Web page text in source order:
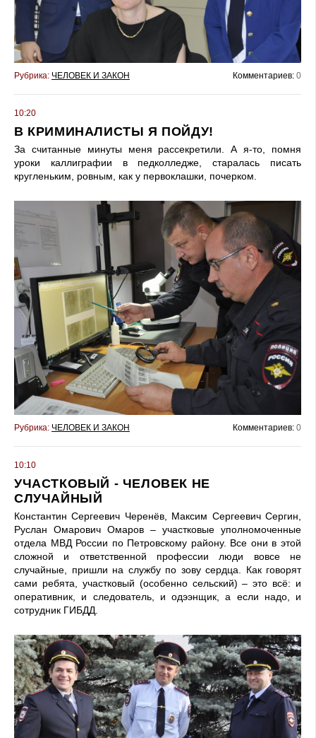
Рубрика: ЧЕЛОВЕК И ЗАКОН Комментариев: 0
10:20
В КРИМИНАЛИСТЫ Я ПОЙДУ!
За считанные минуты меня рассекретили. А я-то, помня
уроки каллиграфии в педколледже, старалась писать
кругленьким, ровным, как у первоклашки, почерком.
Рубрика: ЧЕЛОВЕК И ЗАКОН Комментариев: 0
10:10
УЧАСТКОВЫЙ - ЧЕЛОВЕК НЕ
СЛУЧАЙНЫЙ
Константин Сергеевич Черенёв, Максим Сергеевич Сергин,
Руслан Омарович Омаров – участковые уполномоченные
отдела МВД России по Петровскому району. Все они в этой
сложной и ответственной профессии люди вовсе не
случайные, пришли на службу по зову сердца. Как говорят
сами ребята, участковый (особенно сельский) – это всё: и
оперативник, и следователь, и одээнщик, а если надо, и
сотрудник ГИБДД.